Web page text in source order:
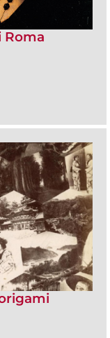
Roma